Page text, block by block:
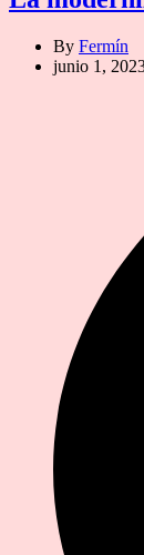
By Fermín
junio 1,